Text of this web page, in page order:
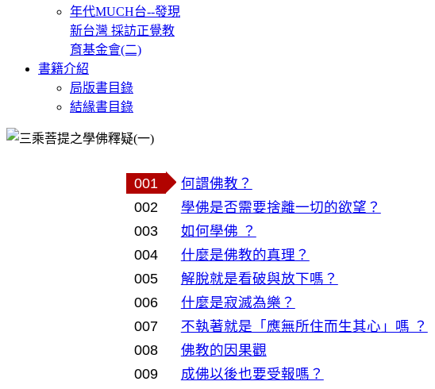
年代MUCH台--發現
新台灣 採訪正覺教
育基金會(二)
書籍介紹
局版書目錄
結緣書目錄
001 何謂佛教？
002
學佛是否需要捨離一切的欲望？
003
如何學佛 ？
004
什麼是佛教的真理？
005
解脫就是看破與放下嗎？
006
什麼是寂滅為樂？
007
不執著就是「應無所住而生其心」嗎 ？
008
佛教的因果觀
009
成佛以後也要受報嗎？